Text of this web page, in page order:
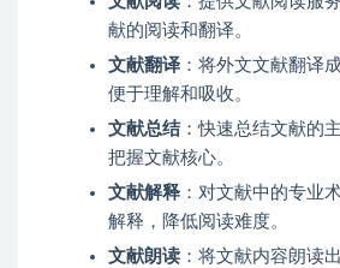
献的阅读和翻译。
文献翻译 ：将外文文献翻译
便于理解和吸收。
文献总结：快速总结文献的
把握文献核心。
文献解释 ：对文献中的专业
解释，降低阅读难度。
文献朗读 ：将文献内容朗读